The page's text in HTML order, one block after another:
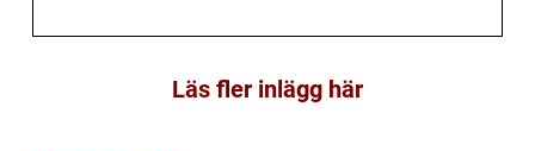
Läs fler inlägg här